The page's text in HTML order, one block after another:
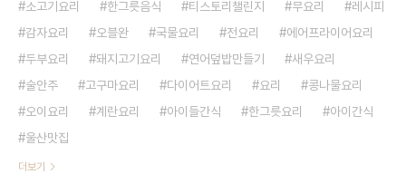
소고기요리
한그릇음식 티스토리챌린지 무요리
레시피
감자요리
오블완 국물요리 전요리
에어프라이어요리
두부요리
돼지고기요리 연어덮밥만들기
새우요리
술안주
고구마요리 다이어트요리 요리
콩나물요리
오이요리
계란요리 아이들간식 한그릇요리
아이간식
울산맛집
더보기